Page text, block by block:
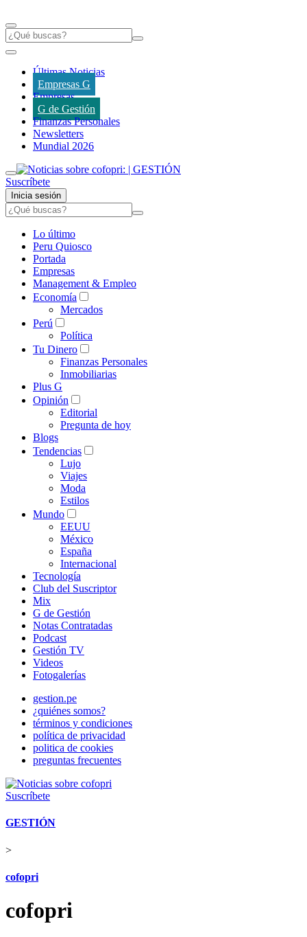
Últimas Noticias
Empresas G
Empresas
G de Gestión
Finanzas Personales
Newsletters
Mundial 2026
Suscríbete
Inicia sesión
Lo último
Peru Quiosco
Portada
Empresas
Management & Empleo
Economía
Mercados
Perú
Política
Tu Dinero
Finanzas Personales
Inmobiliarias
Plus G
Opinión
Editorial
Pregunta de hoy
Blogs
Tendencias
Lujo
Viajes
Moda
Estilos
Mundo
EEUU
México
España
Internacional
Tecnología
Club del Suscriptor
Mix
G de Gestión
Notas Contratadas
Podcast
Gestión TV
Videos
Fotogalerías
gestion.pe
¿quiénes somos?
términos y condiciones
política de privacidad
politica de cookies
preguntas frecuentes
Suscríbete
GESTIÓN
>
cofopri
cofopri